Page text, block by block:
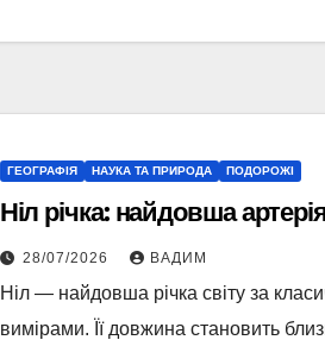
ГЕОГРАФІЯ НАУКА ТА ПРИРОДА ПОДОРОЖІ
Ніл річка: найдовша
28/07/2026 ВАДИМ
Ніл — найдовша річка світу за
вимірами. Її довжина становить